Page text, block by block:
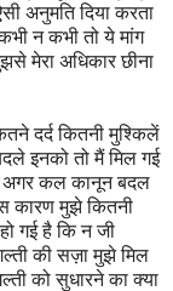
अनुमति दिया करता
न कभी तो ये मांग
मेरा अधिकार छीना
दर्द कितनी मुश्किलें
इनको तो मैं मिल गई
अगर कल कानून बदल
कारण मुझे कितनी
गई है कि न जी
की सज़ा मुझे मिल
को सुधारने का क्या